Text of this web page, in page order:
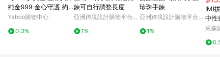
純金999 金心守護 約
重0.03錢±0.01
Yahoo購物中心
0.3%
鍊可自行調整長度
亞洲跨境設計購物平台
1%
珍珠手鍊
亞洲跨境設計購物平台
1%
IMI
中性
鈦
東森